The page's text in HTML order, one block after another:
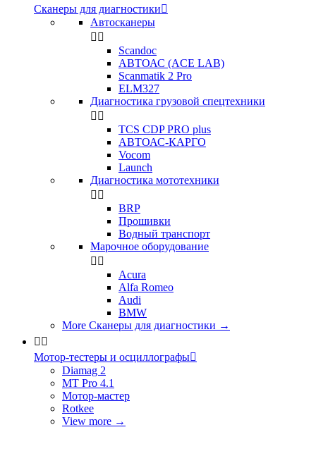
Сканеры для диагностики
Автосканеры
 
Scandoc
АВТОАС (ACE LAB)
Scanmatik 2 Pro
ELM327
Диагностика грузовой спецтехники
 
TCS CDP PRO plus
АВТОАС-КАРГО
Vocom
Launch
Диагностика мототехники
 
BRP
Прошивки
Водный транспорт
Марочное оборудование
 
Acura
Alfa Romeo
Audi
BMW
More Сканеры для диагностики →
 
Мотор-тестеры и осциллографы
Diamag 2
MT Pro 4.1
Мотор-мастер
Rotkee
View more →